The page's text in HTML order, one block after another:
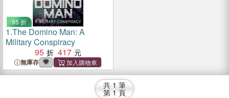
95 折
1.The Domino Man: A
Military Conspiracy
95
417
無庫存
共 1 筆
第 1 頁